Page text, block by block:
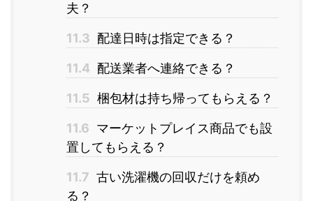
夫？
11.3 配達日時は指定できる？
11.4 配送業者へ連絡できる？
11.5 梱包材は持ち帰ってもらえる？
11.6 マーケットプレイス商品でも設
置してもらえる？
11.7 古い洗濯機の回収だけを頼め
る？